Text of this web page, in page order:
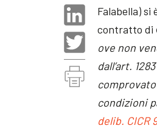
Falabella)
contratto di
ove non
dall’art.
condizioni
delib. CICR